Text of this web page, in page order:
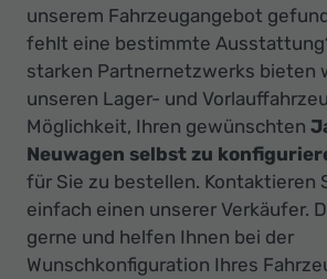
unserem Fahrzeugangebot
fehlt eine bestimmte
starken Partnernetzwerks bieten
unseren Lager- und
Möglichkeit, Ihren gewünschten
Neuwagen selbst zu
für Sie zu bestellen. Kontaktieren
einfach einen unserer Verkäufer.
gerne und helfen Ihnen bei der
Wunschkonfiguration Ihres